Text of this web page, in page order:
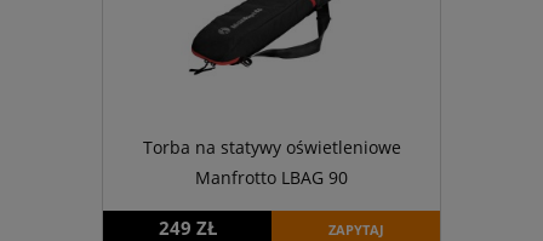
Torba na statywy oświetleniowe
Manfrotto LBAG 90
249 ZŁ ZAPYTAJ